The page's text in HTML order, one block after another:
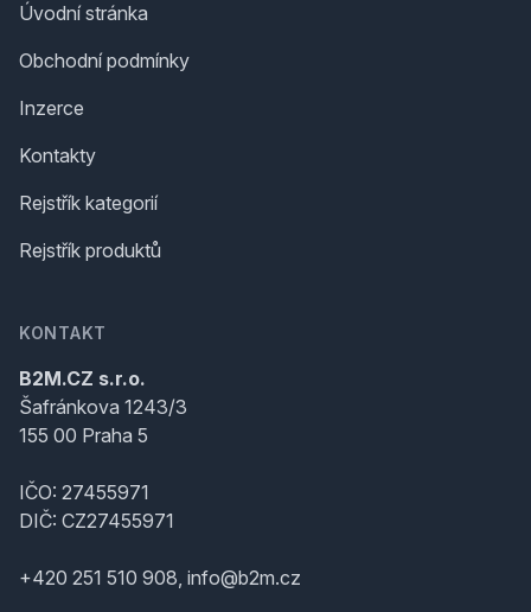
Úvodní stránka
Obchodní podmínky
Inzerce
Kontakty
Rejstřík kategorií
Rejstřík produktů
KONTAKT
B2M.CZ s.r.o.
Šafránkova 1243/3
155 00 Praha 5
IČO: 27455971
DIČ: CZ27455971
+420 251 510 908, info@b2m.cz